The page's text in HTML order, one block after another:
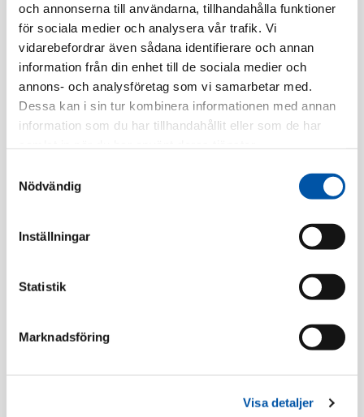
och annonserna till användarna, tillhandahålla funktioner
för sociala medier och analysera vår trafik. Vi
vidarebefordrar även sådana identifierare och annan
information från din enhet till de sociala medier och
annons- och analysföretag som vi samarbetar med.
Dessa kan i sin tur kombinera informationen med annan
information som du har tillhandahållit eller som de har
Nödvändig
Inställningar
Statistik
Marknadsföring
Visa detaljer
Beskrivning
Specifikation